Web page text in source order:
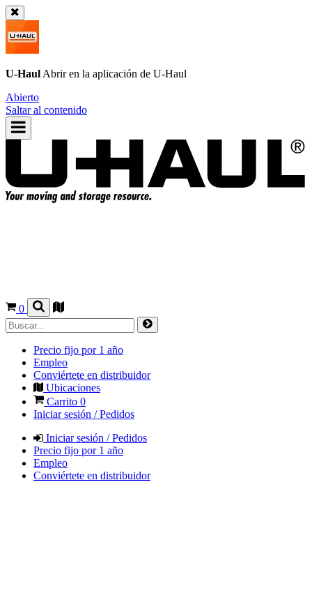
U-Haul Abrir en la aplicación de U-Haul
Abierto
Saltar al contenido
0
Precio fijo por 1 año
Empleo
Conviértete en distribuidor
Ubicaciones
Carrito 0
Iniciar sesión / Pedidos
Iniciar sesión / Pedidos
Precio fijo por 1 año
Empleo
Conviértete en distribuidor